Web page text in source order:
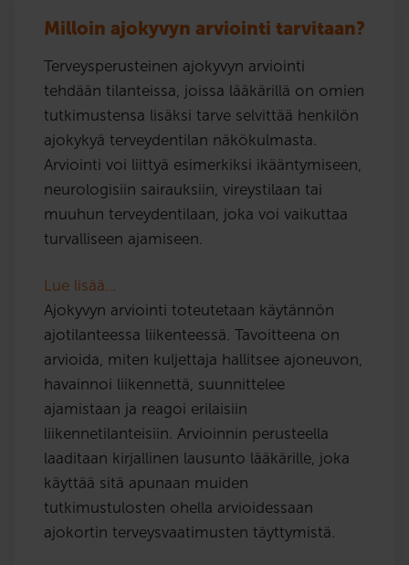
Milloin ajokyvyn arviointi tarvitaan?
Terveysperusteinen ajokyvyn arviointi
tehdään tilanteissa, joissa lääkärillä on omien
tutkimustensa lisäksi tarve selvittää henkilön
ajokykyä terveydentilan näkökulmasta.
Arviointi voi liittyä esimerkiksi ikääntymiseen,
neurologisiin sairauksiin, vireystilaan tai
muuhun terveydentilaan, joka voi vaikuttaa
turvalliseen ajamiseen.
Lue lisää…
Ajokyvyn arviointi toteutetaan käytännön
ajotilanteessa liikenteessä. Tavoitteena on
arvioida, miten kuljettaja hallitsee ajoneuvon,
havainnoi liikennettä, suunnittelee
ajamistaan ja reagoi erilaisiin
liikennetilanteisiin. Arvioinnin perusteella
laaditaan kirjallinen lausunto lääkärille, joka
käyttää sitä apunaan muiden
tutkimustulosten ohella arvioidessaan
ajokortin terveysvaatimusten täyttymistä.